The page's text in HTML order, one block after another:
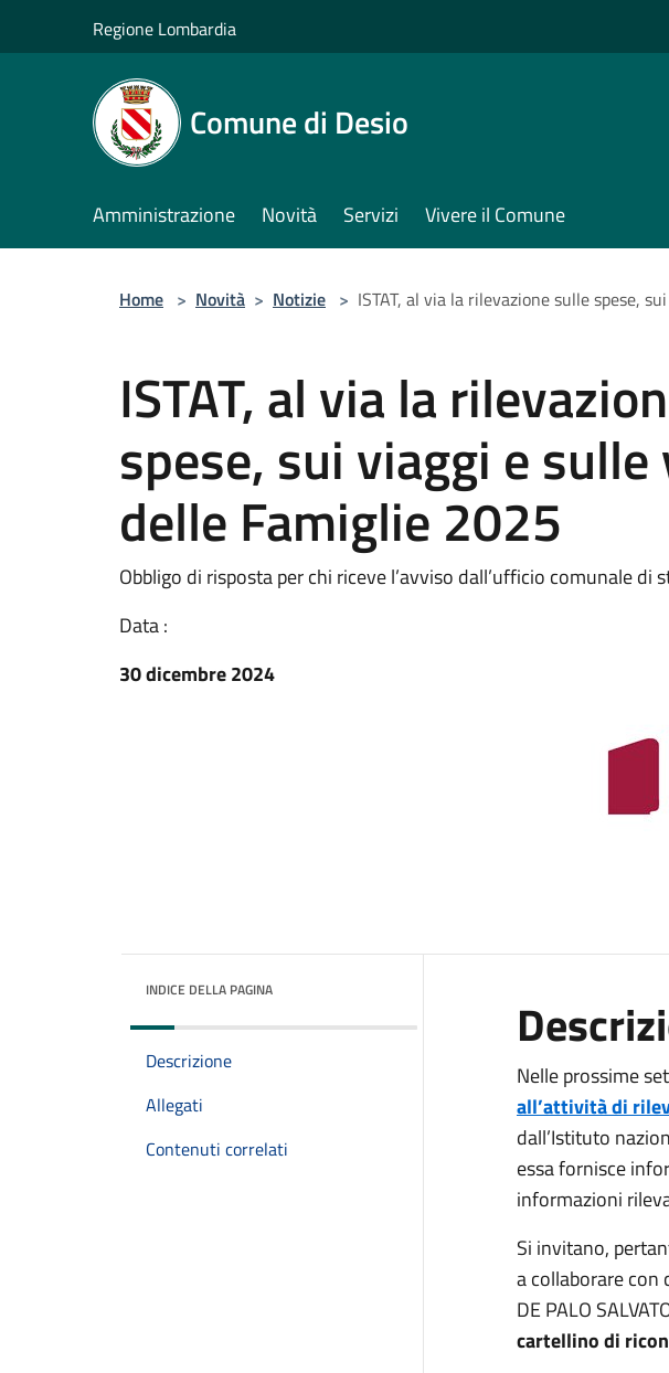
Regione Lombardia
Comune di Desio
Amministrazione Novità Servizi Vivere il Comune
Home > Novità > Notizie > ISTAT, al via la rilevazione sulle spese,
ISTAT, al via la
spese, sui viaggi e sulle
delle Famiglie 2025
Obbligo di risposta per chi riceve l’avviso dall’ufficio comunale di
Data :
30 dicembre 2024
INDICE DELLA PAGINA
Descrizione
Allegati
Contenuti correlati
Nelle prossime
all’attività di
dall’Istituto
essa fornisce
informazioni
Si invitano,
a collaborare con
DE PALO
cartellino di